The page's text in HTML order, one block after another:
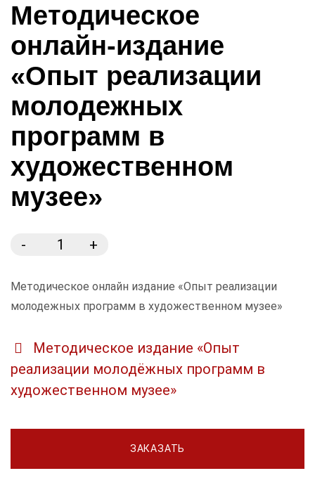
Методическое
онлайн-издание
«Опыт реализации
молодежных
программ в
художественном
музее»
- +
Методическое онлайн издание «Опыт реализации
молодежных программ в художественном музее»
Методическое издание «Опыт
реализации молодёжных программ в
художественном музее»
ЗАКАЗАТЬ